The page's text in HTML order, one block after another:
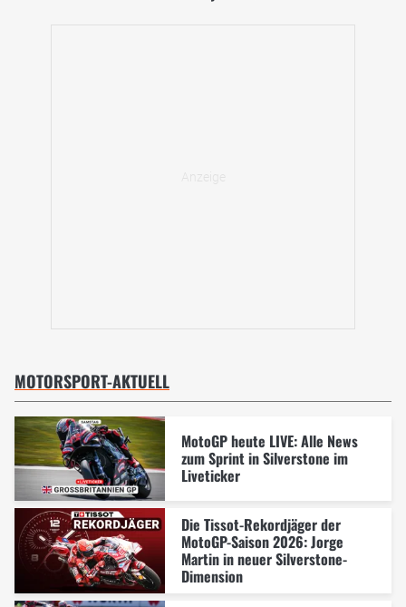
MOTORSPORT-AKTUELL
MotoGP heute LIVE: Alle News
zum Sprint in Silverstone im
Liveticker
Die Tissot-Rekordjäger der
MotoGP-Saison 2026: Jorge
Martin in neuer Silverstone-
Dimension